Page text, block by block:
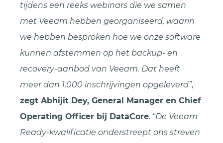
tijdens een reeks webinars die we samen
met Veeam hebben georganiseerd, waarin
we hebben besproken hoe we onze software
kunnen afstemmen op het backup- en
recovery-aanbod van Veeam. Dat heeft
meer dan 1.000 inschrijvingen opgeleverd”,
zegt Abhijit Dey, General Manager en Chief
Operating Officer bij DataCore. “De Veeam
Ready-kwalificatie onderstreept ons streven